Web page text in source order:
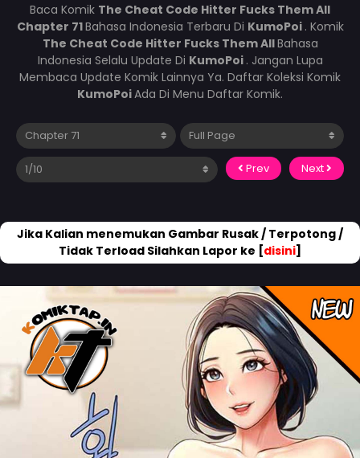
Baca Komik The Cheat Code Hitter Fucks Them All
Chapter 71Bahasa Indonesia Terbaru Di KumoPoi . Komik
The Cheat Code Hitter Fucks Them AllBahasa
Indonesia Selalu Update Di KumoPoi . Jangan Lupa
Membaca Update Komik Lainnya Ya. Daftar Koleksi Komik
KumoPoiAda Di Menu Daftar Komik.
Prev Next
Jika Kalian menemukan Gambar Rusak / Terpotong /
Tidak Terload Silahkan Lapor ke [disini]